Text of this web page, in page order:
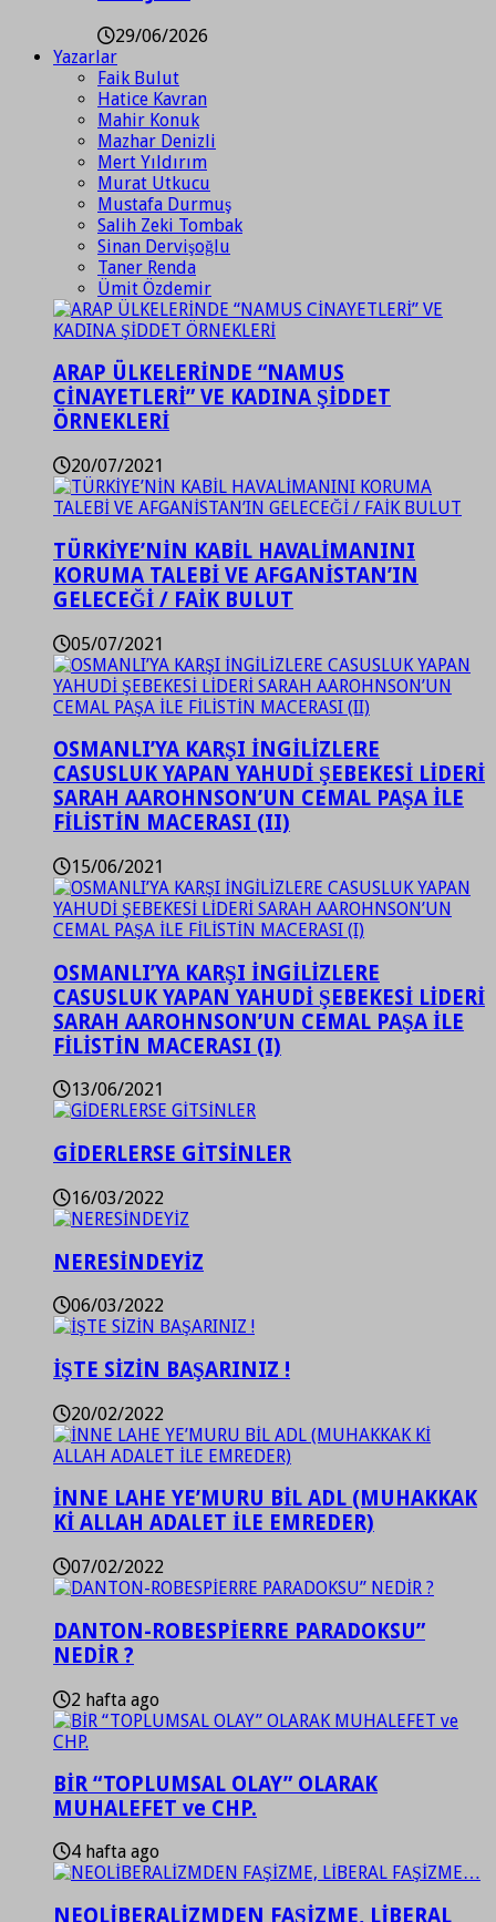
29/06/2026
Yazarlar
Faik Bulut
Hatice Kavran
Mahir Konuk
Mazhar Denizli
Mert Yıldırım
Murat Utkucu
Mustafa Durmuş
Salih Zeki Tombak
Sinan Dervişoğlu
Taner Renda
Ümit Özdemir
ARAP ÜLKELERİNDE “NAMUS
CİNAYETLERİ” VE KADINA ŞİDDET
ÖRNEKLERİ
20/07/2021
TÜRKİYE’NİN KABİL HAVALİMANINI
KORUMA TALEBİ VE AFGANİSTAN’IN
GELECEĞİ / FAİK BULUT
05/07/2021
OSMANLI’YA KARŞI İNGİLİZLERE
CASUSLUK YAPAN YAHUDİ ŞEBEKESİ LİDERİ
SARAH AAROHNSON’UN CEMAL PAŞA İLE
FİLİSTİN MACERASI (II)
15/06/2021
OSMANLI’YA KARŞI İNGİLİZLERE
CASUSLUK YAPAN YAHUDİ ŞEBEKESİ LİDERİ
SARAH AAROHNSON’UN CEMAL PAŞA İLE
FİLİSTİN MACERASI (I)
13/06/2021
GİDERLERSE GİTSİNLER
16/03/2022
NERESİNDEYİZ
06/03/2022
İŞTE SİZİN BAŞARINIZ !
20/02/2022
İNNE LAHE YE’MURU BİL ADL (MUHAKKAK
Kİ ALLAH ADALET İLE EMREDER)
07/02/2022
DANTON-ROBESPİERRE PARADOKSU”
NEDİR ?
2 hafta ago
BİR “TOPLUMSAL OLAY” OLARAK
MUHALEFET ve CHP.
4 hafta ago
NEOLİBERALİZMDEN FAŞİZME, LİBERAL